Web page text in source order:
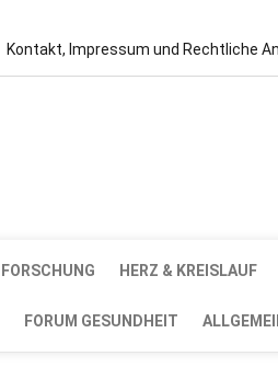
Kontakt, Impressum und Rechtliche
FORSCHUNG HERZ & KREISLAUF
FORUM GESUNDHEIT